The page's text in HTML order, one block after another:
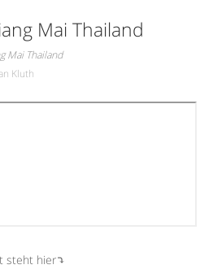
Mai Thailand
Mai Thailand
Kluth
steht hier⤵︎